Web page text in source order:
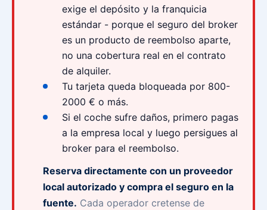
exige el depósito y la franquicia
estándar - porque el seguro del broker
es un producto de reembolso aparte,
no una cobertura real en el contrato
de alquiler.
Tu tarjeta queda bloqueada por 800-
2000 € o más.
Si el coche sufre daños, primero pagas
a la empresa local y luego persigues al
broker para el reembolso.
Reserva directamente con un proveedor
local autorizado y compra el seguro en la
fuente. Cada operador cretense de